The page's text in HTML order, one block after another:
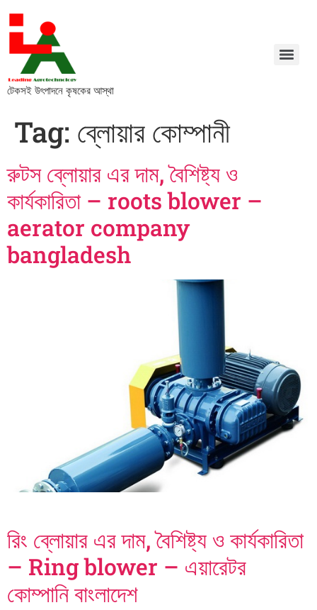
টেকসই উৎপাদনে কৃষকের আস্থা
Tag: ব্লোয়ার কোম্পানী
রুটস ব্লোয়ার এর দাম, বৈশিষ্ট্য ও
কার্যকারিতা – roots blower –
aerator company
bangladesh
রিং ব্লোয়ার এর দাম, বৈশিষ্ট্য ও কার্যকারিতা
– Ring blower – এয়ারেটর
কোম্পানি বাংলাদেশ